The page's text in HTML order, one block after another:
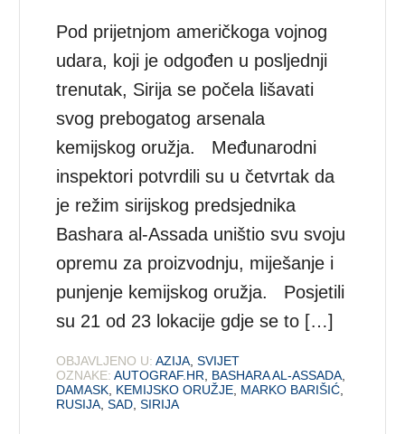
Pod prijetnjom američkoga vojnog
udara, koji je odgođen u posljednji
trenutak, Sirija se počela lišavati
svog prebogatog arsenala
kemijskog oružja. Međunarodni
inspektori potvrdili su u četvrtak da
je režim sirijskog predsjednika
Bashara al-Assada uništio svu svoju
opremu za proizvodnju, miješanje i
punjenje kemijskog oružja. Posjetili
su 21 od 23 lokacije gdje se to […]
OBJAVLJENO U: AZIJA ,SVIJET
OZNAKE: AUTOGRAF.HR BASHARA AL-ASSADA
DAMASK KEMIJSKO ORUŽJE MARKO BARIŠIĆ
RUSIJA ,SAD ,SIRIJA